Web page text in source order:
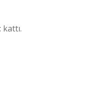
kattı.